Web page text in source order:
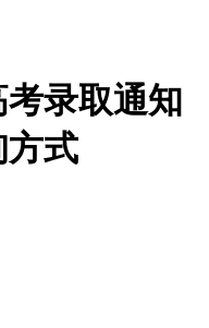
录取通知
方式